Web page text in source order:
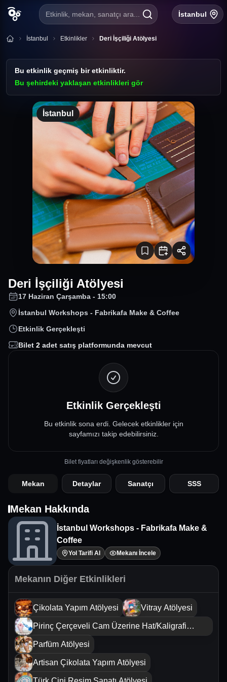
Etkinlik, mekan, sanatçı ara... İstanbul
İstanbul Etkinlikler Deri İşçiliği Atölyesi
Bu etkinlik geçmiş bir etkinliktir.
Bu şehirdeki yaklaşan etkinlikleri gör
İstanbul
Deri İşçiliği Atölyesi
17 Haziran Çarşamba - 15:00
İstanbul Workshops - Fabrikafa Make & Coffee
Etkinlik Gerçekleşti
Bilet 2 adet satış platformunda mevcut
Etkinlik Gerçekleşti
Bu etkinlik sona erdi. Gelecek etkinlikler için
sayfamızı takip edebilirsiniz.
Bilet fiyatları değişkenlik gösterebilir
Mekan Detaylar Sanatçı SSS
Mekan Hakkında
İstanbul Workshops - Fabrikafa Make &
Coffee
Yol Tarifi Al Mekanı İncele
Mekanın Diğer Etkinlikleri
Çikolata Yapım Atölyesi Vitray Atölyesi
Pirinç Çerçeveli Cam Üzerine Hat/Kaligrafi
Parfüm Atölyesi
Artisan Çikolata Yapım Atölyesi